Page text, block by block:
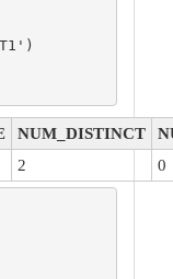
NUM_DISTINCT
2 0